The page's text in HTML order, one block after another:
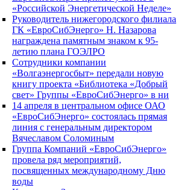
«Российской Энергетической Неделе»
Руководитель нижегородского филиала
ГК «ЕвроСибЭнерго» Н. Назарова
награждена памятным знаком к 95-
летию плана ГОЭЛРО
Сотрудники компании
«Волгаэнергосбыт» передали новую
книгу проекта «Библиотека «Добрый
свет» Группы «ЕвроСибЭнерго» в ни
14 апреля в центральном офисе ОАО
«ЕвроСибЭнерго» состоялась прямая
линия с генеральным директором
Вячеславом Соломиным
Группа Компаний «ЕвроСибЭнерго»
провела ряд мероприятий,
посвященных международному Дню
воды